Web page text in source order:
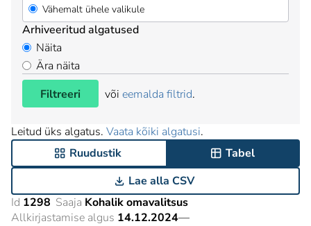
Vähemalt ühele valikule
Arhiveeritud algatused
Näita
Ära näita
Filtreeri
või eemalda filtrid.
Leitud üks algatus. Vaata kõiki algatusi.
Ruudustik
Tabel
Lae alla CSV
Id 1298 Saaja Kohalik omavalitsus
Allkirjastamise algus 14.12.2024—